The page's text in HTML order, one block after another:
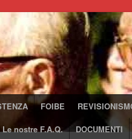
FOIBE
Le nostre F.A.Q. DOCUMENTI